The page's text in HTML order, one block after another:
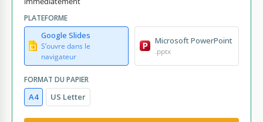
PLATEFORME
Google Slides
S’ouvre dans le
navigateur
Microsoft PowerPoint
.pptx
FORMAT DU PAPIER
A4 US Letter